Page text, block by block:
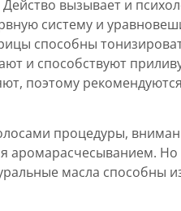
вызывает и
систему и
способны
и способствуют
поэтому
процедуры,
аромарасчесыванием.
масла способны